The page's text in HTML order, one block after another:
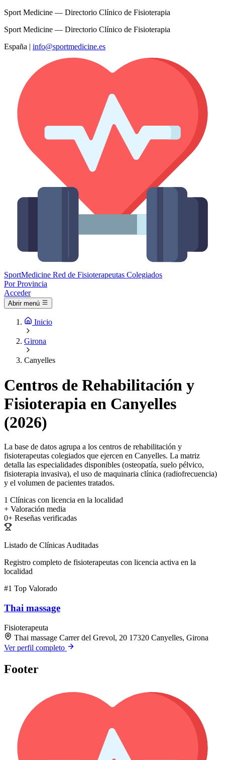
Sport Medicine — Directorio Clínico de Fisioterapia
Sport Medicine — Directorio Clínico de Fisioterapia
España | info@sportmedicine.es
SportMedicine Red de Fisioterapeutas Colegiados
Por Provincia
Acceder
Abrir menú
Inicio
Girona
Canyelles
Centros de Rehabilitación y
Fisioterapia en Canyelles
(2026)
La base de datos agrupa a los centros de rehabilitación y
fisioterapeutas colegiados que ejercen en Canyelles. La matriz
detalla las especialidades disponibles (osteopatía, suelo pélvico,
fisioterapia invasiva), el uso de maquinaria clínica (radiofrecuencia)
y el volumen de pacientes tratados.
1 Clínicas con licencia en la localidad
+ Valoración media
0+ Reseñas verificadas
Listado de Clínicas Auditadas
Registro completo de fisioterapeutas con licencia activa en la
localidad
#1 Top Valorado
Thai massage
Fisioterapeuta
Thai massage Carrer del Grevol, 20 17320 Canyelles, Girona
Ver perfil completo
Footer